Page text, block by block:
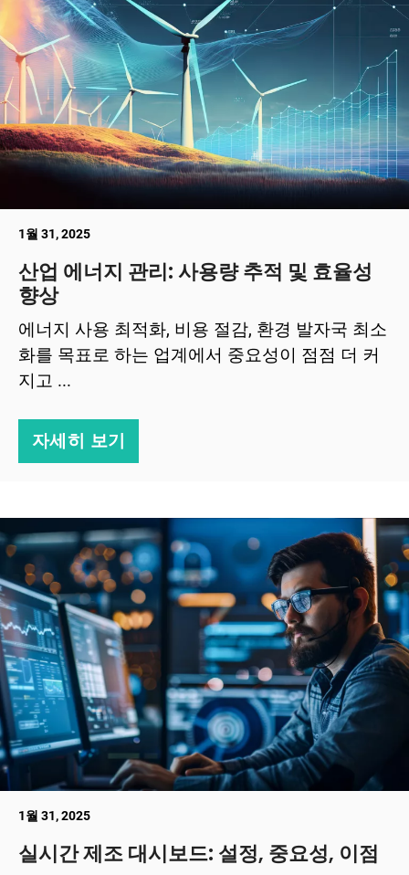
1월 31, 2025
산업 에너지 관리: 사용량 추적 및 효율성
향상
에너지 사용 최적화, 비용 절감, 환경 발자국 최소
화를 목표로 하는 업계에서 중요성이 점점 더 커
지고 ...
자세히 보기
1월 31, 2025
실시간 제조 대시보드: 설정, 중요성, 이점